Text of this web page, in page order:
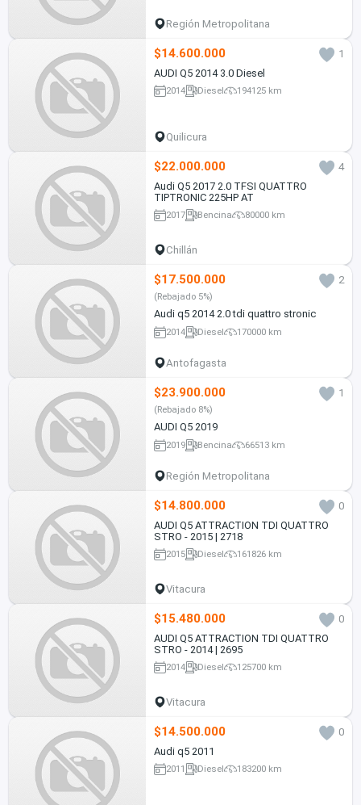
Región Metropolitana
$14.600.000
1
AUDI Q5 2014 3.0 Diesel
2014 Diesel 194125 km
Quilicura
$22.000.000
4
Audi Q5 2017 2.0 TFSI QUATTRO
TIPTRONIC 225HP AT
2017 Bencina 80000 km
Chillán
$17.500.000 2
(Rebajado 5%)
Audi q5 2014 2.0 tdi quattro stronic
2014 Diesel 170000 km
Antofagasta
$23.900.000 1
(Rebajado 8%)
AUDI Q5 2019
2019 Bencina 66513 km
Región Metropolitana
$14.800.000
0
AUDI Q5 ATTRACTION TDI QUATTRO
STRO - 2015 | 2718
2015 Diesel 161826 km
Vitacura
$15.480.000
0
AUDI Q5 ATTRACTION TDI QUATTRO
STRO - 2014 | 2695
2014 Diesel 125700 km
Vitacura
$14.500.000
0
Audi q5 2011
2011 Diesel 183200 km